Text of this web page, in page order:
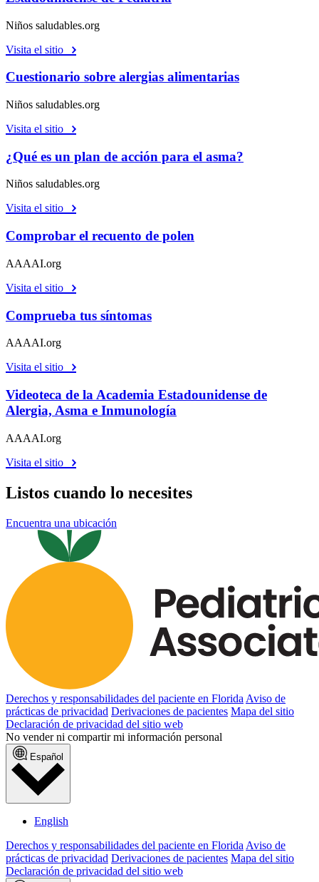
Niños saludables.org
Visita el sitio
Cuestionario sobre alergias alimentarias
Niños saludables.org
Visita el sitio
¿Qué es un plan de acción para el asma?
Niños saludables.org
Visita el sitio
Comprobar el recuento de polen
AAAAI.org
Visita el sitio
Comprueba tus síntomas
AAAAI.org
Visita el sitio
Videoteca de la Academia Estadounidense de
Alergia, Asma e Inmunología
AAAAI.org
Visita el sitio
Listos cuando lo necesites
Encuentra una ubicación
Derechos y responsabilidades del paciente en Florida Aviso de
prácticas de privacidad Derivaciones de pacientes Mapa del sitio
Declaración de privacidad del sitio web
No vender ni compartir mi información personal
Español
English
Derechos y responsabilidades del paciente en Florida Aviso de
prácticas de privacidad Derivaciones de pacientes Mapa del sitio
Declaración de privacidad del sitio web